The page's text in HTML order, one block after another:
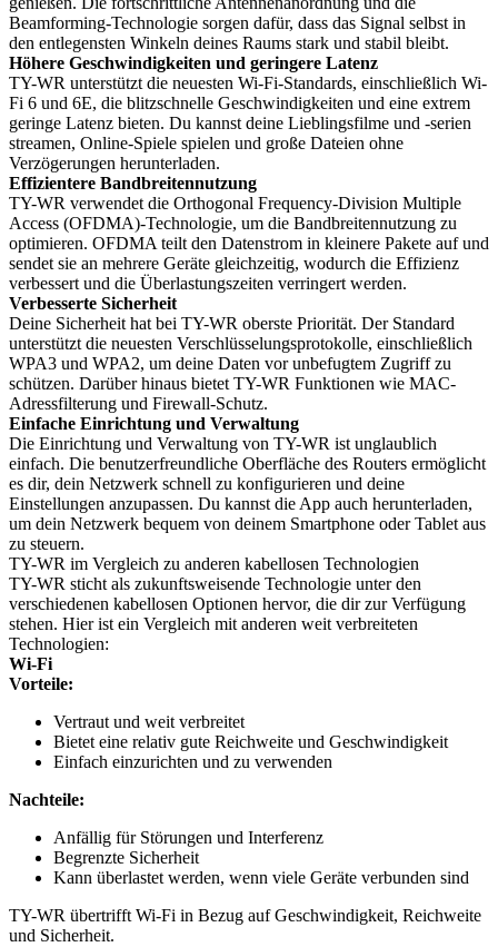
Beamforming-Technologie sorgen dafür, dass das Signal selbst in
den entlegensten Winkeln deines Raums stark und stabil bleibt.
Höhere Geschwindigkeiten und geringere Latenz
TY-WR unterstützt die neuesten Wi-Fi-Standards, einschließlich Wi-
Fi 6 und 6E, die blitzschnelle Geschwindigkeiten und eine extrem
geringe Latenz bieten. Du kannst deine Lieblingsfilme und -serien
streamen, Online-Spiele spielen und große Dateien ohne
Verzögerungen herunterladen.
Effizientere Bandbreitennutzung
TY-WR verwendet die Orthogonal Frequency-Division Multiple
Access (OFDMA)-Technologie, um die Bandbreitennutzung zu
optimieren. OFDMA teilt den Datenstrom in kleinere Pakete auf und
sendet sie an mehrere Geräte gleichzeitig, wodurch die Effizienz
verbessert und die Überlastungszeiten verringert werden.
Verbesserte Sicherheit
Deine Sicherheit hat bei TY-WR oberste Priorität. Der Standard
unterstützt die neuesten Verschlüsselungsprotokolle, einschließlich
WPA3 und WPA2, um deine Daten vor unbefugtem Zugriff zu
schützen. Darüber hinaus bietet TY-WR Funktionen wie MAC-
Adressfilterung und Firewall-Schutz.
Einfache Einrichtung und Verwaltung
Die Einrichtung und Verwaltung von TY-WR ist unglaublich
einfach. Die benutzerfreundliche Oberfläche des Routers ermöglicht
es dir, dein Netzwerk schnell zu konfigurieren und deine
Einstellungen anzupassen. Du kannst die App auch herunterladen,
um dein Netzwerk bequem von deinem Smartphone oder Tablet aus
zu steuern.
TY-WR im Vergleich zu anderen kabellosen Technologien
TY-WR sticht als zukunftsweisende Technologie unter den
verschiedenen kabellosen Optionen hervor, die dir zur Verfügung
stehen. Hier ist ein Vergleich mit anderen weit verbreiteten
Technologien:
Wi-Fi
Vorteile:
Vertraut und weit verbreitet
Bietet eine relativ gute Reichweite und Geschwindigkeit
Einfach einzurichten und zu verwenden
Nachteile:
Anfällig für Störungen und Interferenz
Begrenzte Sicherheit
Kann überlastet werden, wenn viele Geräte verbunden sind
TY-WR übertrifft Wi-Fi in Bezug auf Geschwindigkeit, Reichweite
und Sicherheit.